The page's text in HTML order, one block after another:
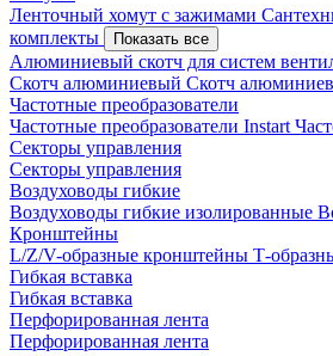
Ленточный хомут с зажимами
комплекты
Показать все
Алюминиевый скотч для систем
Скотч алюминиевый Скотч
Частотные преобразователи
Частотные преобразователи Instart
Секторы управления
Секторы управления
Воздуховоды гибкие
Воздуховоды гибкие изолированные
Кронштейны
L/Z/V-образные кронштейны Т-
Гибкая вставка
Гибкая вставка
Перфорированная лента
Перфорированная лента